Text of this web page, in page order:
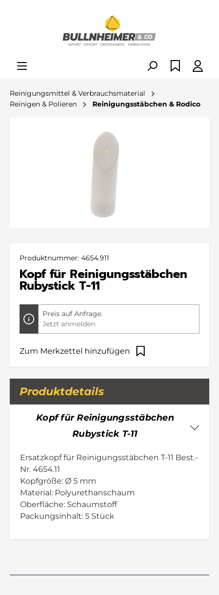
Reinigungsmittel & Verbrauchsmaterial
Reinigen & Polieren
Reinigungsstäbchen & Rodico
Produktnummer: 4654.911
Kopf für Reinigungsstäbchen
Rubystick T-11
Preis auf Anfrage.
Jetzt anmelden
Zum Merkzettel hinzufügen
Produktdetails
Kopf für Reinigungsstäbchen
Rubystick T-11
Ersatzkopf für Reinigungsstäbchen T-11 Best.-
Nr. 4654.11
Kopfgröße: Ø 5 mm
Material: Polyurethanschaum
Oberfläche: Schaumstoff
Packungsinhalt: 5 Stück